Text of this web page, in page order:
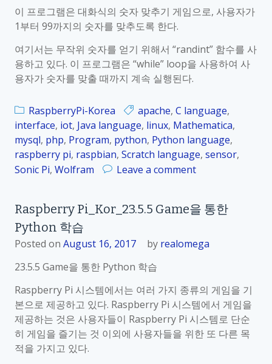
및
행
a
프
로
작
성
하
기
y
i
_
K
_
2
3
.
1
C
a
u
a
g
e
이 프로그램은 대화식의 숫자 맞추기 게임으로, 사용자가
1부터 99까지의 숫자를 맞추도록 한다.
여기서는 무작위 숫자를 얻기 위해서 “randint” 함수를 사
용하고 있다. 이 프로그램은 “while” loop을 사용하여 사
용자가 숫자를 맞출 때까지 계속 실행된다.
RaspberryPi-Korea apache, C language,
interface, iot, Java language, linux, Mathematica,
mysql, php, Program, python, Python language,
raspberry pi, raspbian, Scratch language, sensor,
Sonic Pi, Wolfram Leave a comment
a
p
r
r
y
P
Raspberry Pi_Kor_23.5.5 Game을 통한
Python 학습
Posted on August 16, 2017 by realomega
23.5.5 Game을 통한 Python 학습
Raspberry Pi 시스템에서는 여러 가지 종류의 게임을 기
본으로 제공하고 있다. Raspberry Pi 시스템에서 게임을
제공하는 것은 사용자들이 Raspberry Pi 시스템로 단순
히 게임을 즐기는 것 이외에 사용자들을 위한 또 다른 목
적을 가지고 있다.